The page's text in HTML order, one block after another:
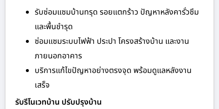
รับซ่อมแซมบ้านทรุด รอยแตกร้าว ปัญหาหลังคารั่วซึม
และพื้นชำรุด
ซ่อมแซมระบบไฟฟ้า ประปา โครงสร้างบ้าน และงาน
ภายนอกอาคาร
บริการแก้ไขปัญหาอย่างตรงจุด พร้อมดูแลหลังงาน
เสร็จ
รับรีโนเวทบ้าน ปรับปรุงบ้าน